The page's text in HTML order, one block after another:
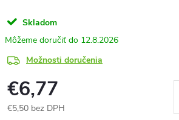
Skladom
12.8.2026
Možnosti doručenia
€6,77
€5,50 bez DPH